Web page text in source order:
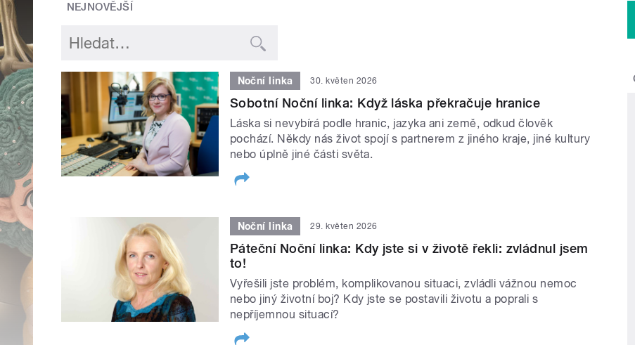
NEJNOVĚJŠÍ
Noční linka 30. květen 2026
Sobotní Noční linka: Když láska překračuje hranice
Láska si nevybírá podle hranic, jazyka ani země, odkud člověk
pochází. Někdy nás život spojí s partnerem z jiného kraje, jiné kultury
nebo úplně jiné části světa.
Noční linka 29. květen 2026
Páteční Noční linka: Kdy jste si v životě řekli: zvládnul jsem
to!
Vyřešili jste problém, komplikovanou situaci, zvládli vážnou nemoc
nebo jiný životní boj? Kdy jste se postavili životu a poprali s
nepříjemnou situací?